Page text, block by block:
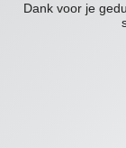
Dank voor je